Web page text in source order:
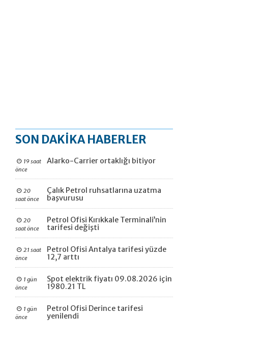
SON DAKİKA HABERLER
19 saat
önce
Alarko-Carrier ortaklığı bitiyor
20
saat önce
Çalık Petrol ruhsatlarına uzatma
başvurusu
20
saat önce
Petrol Ofisi Kırıkkale Terminali’nin
tarifesi değişti
21 saat
önce
Petrol Ofisi Antalya tarifesi yüzde
12,7 arttı
1 gün
önce
Spot elektrik fiyatı 09.08.2026 için
1980.21 TL
1 gün
önce
Petrol Ofisi Derince tarifesi
yenilendi